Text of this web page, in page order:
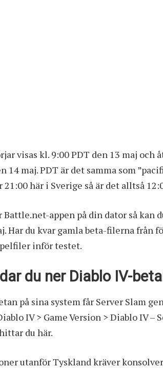
visas kl. 9:00 PDT den 13 maj
14 maj. PDT är det samma som
21:00 här i Sverige så är det alltså
Battle.net-appen på din dator så
Har du kvar gamla beta-filerna från
inför testet.
du ner Diablo IV-
på sina system får Server Slam
IV > Game Version > Diablo IV –
du här.
utanför Tyskland kräver